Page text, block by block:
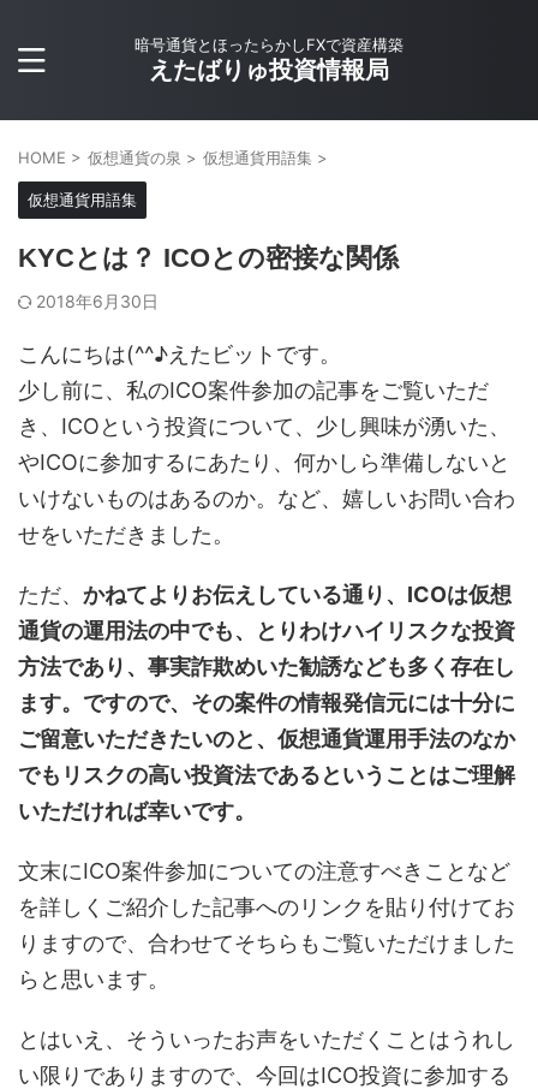
暗号通貨とほったらかしFXで資産構築
えたばりゅ投資情報局
HOME > 仮想通貨の泉 > 仮想通貨用語集 >
仮想通貨用語集
KYCとは？ ICOとの密接な関係
2018年6月30日
こんにちは(^^♪えたビットです。
少し前に、私のICO案件参加の記事をご覧いただ
き、ICOという投資について、少し興味が湧いた、
やICOに参加するにあたり、何かしら準備しないと
いけないものはあるのか。など、嬉しいお問い合わ
せをいただきました。
ただ、 かねてよりお伝えしている通り、ICOは仮想
通貨の運用法の中でも、とりわけハイリスクな投資
方法であり、事実詐欺めいた勧誘なども多く存在し
ます。ですので、その案件の情報発信元には十分に
ご留意いただきたいのと、仮想通貨運用手法のなか
でもリスクの高い投資法であるということはご理解
いただければ幸いです。
文末にICO案件参加についての注意すべきことなど
を詳しくご紹介した記事へのリンクを貼り付けてお
りますので、合わせてそちらもご覧いただけました
らと思います。
とはいえ、そういったお声をいただくことはうれし
い限りでありますので、今回はICO投資に参加する